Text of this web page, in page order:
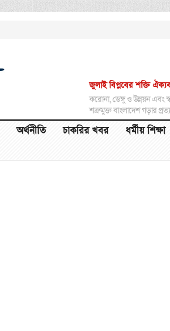
জুলাই বিপ্লবের শক্তি
করোনা, ডেঙ্গু ও উন্নয়ন এবং
শত্রুমুক্ত বাংলাদেশ গড়ার
অর্থনীতি চাকরির খবর
ধর্মীয় শিক্ষা